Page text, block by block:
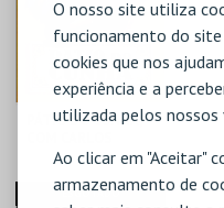
O nosso site utiliza
funcionamento do
cookies que nos
experiência e a
utilizada pelos nossos
Ao clicar em "Aceitar"
armazenamento de
PÁTIO DO CUNHA,
CUNHA ERIKA MOTA
CASA DAESGOTADO